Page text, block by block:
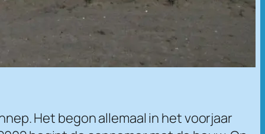
Het begon allemaal in het voorjaar